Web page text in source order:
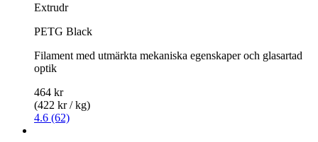
Extrudr
PETG Black
Filament med utmärkta mekaniska egenskaper och glasartad
optik
464 kr
(422 kr / kg)
4.6 (62)